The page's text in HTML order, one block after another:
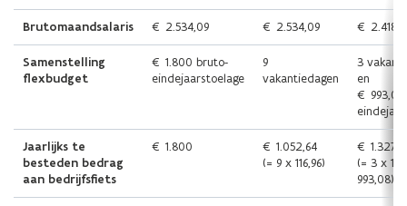
Brutomaandsalaris € 2.534,09 € 2.534,09 €
Samenstelling
flexbudget
€ 1.800 bruto-
eindejaarstoelage
9
vakantiedagen
3
en
€
Jaarlijks te
besteden bedrag
aan bedrijfsfiets
€ 1.800
€ 1.052,64
(= 9 x 116,96)
€
(= 3 x
993,08)